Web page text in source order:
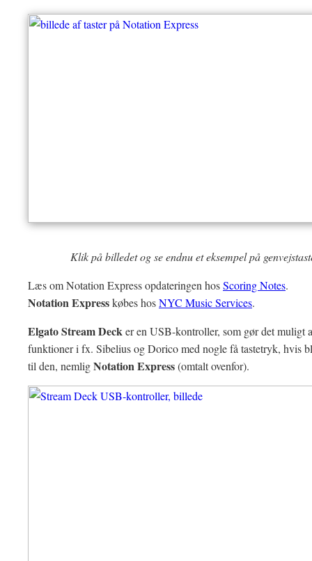
Klik på billedet og se endnu et eksempel på
Læs om Notation Express opdateringen hosScoring Notes.
Notation Expresskøbes hosNYC Music Services.
Elgato Stream Decker en USB-kontroller, som gør det muligt
funktioner i fx. Sibelius og Dorico med nogle få tastetryk, hvis
til den, nemligNotation Express(omtalt ovenfor).